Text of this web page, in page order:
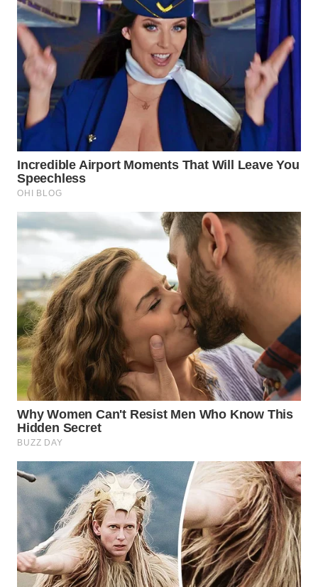
TIMUR
WN
SEMARANG
WN
SOLO
WN
BOROBUDUR
MADURA
SURABAYA
WN
NATUNA
WN
BINTAN
WN
MANDALIKA
WN
LIKUPANG
WN
LABUANBAJO
WN